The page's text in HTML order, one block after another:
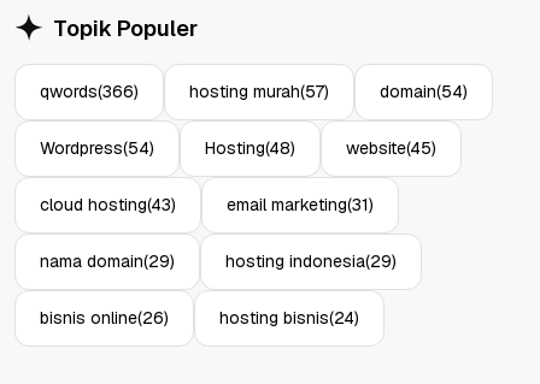
Topik Populer
qwords(366) hosting murah(57) domain(54)
Wordpress(54) Hosting(48) website(45)
cloud hosting(43) email marketing(31)
nama domain(29) hosting indonesia(29)
bisnis online(26) hosting bisnis(24)